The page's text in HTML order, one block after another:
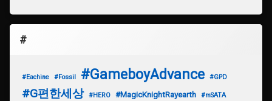
#
#Eachine #Fossil #GameboyAdvance #GPD
#G편한세상 #HERO #MagicKnightRayearth #mSATA